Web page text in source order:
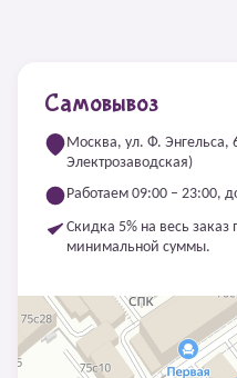
Самовывоз
Москва, ул. Ф. Энгельса,
Электрозаводская)
Работаем 09:00 – 23:00,
Скидка 5% на весь
минимальной суммы.